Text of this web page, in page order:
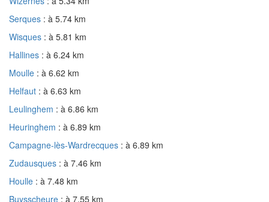
Serques : à 5.74 km
Wisques : à 5.81 km
Hallines : à 6.24 km
Moulle : à 6.62 km
Helfaut : à 6.63 km
Leulinghem : à 6.86 km
Heuringhem : à 6.89 km
Campagne-lès-Wardrecques : à 6.89 km
Zudausques : à 7.46 km
Houlle : à 7.48 km
Buysscheure : à 7.55 km